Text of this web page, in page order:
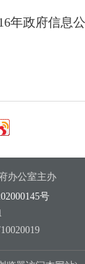
年政府信息
办公室主办
号